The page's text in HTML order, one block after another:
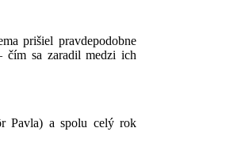
prišiel pravdepodobne
čím sa zaradil medzi ich
Pavla) a spolu celý rok